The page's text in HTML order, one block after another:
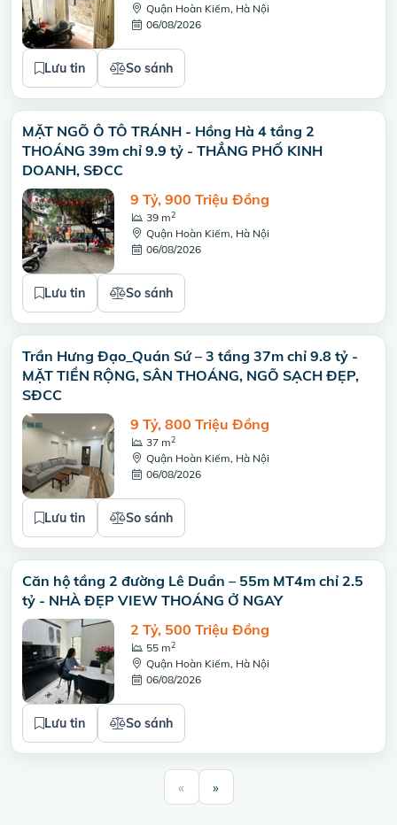
Quận Hoàn Kiếm, Hà Nội
06/08/2026
Lưu tin So sánh
MẶT NGÕ Ô TÔ TRÁNH - Hồng Hà 4 tầng 2
THOÁNG 39m chỉ 9.9 tỷ - THẲNG PHỐ KINH
DOANH, SĐCC
9 Tỷ, 900 Triệu Đồng
39 m2
Quận Hoàn Kiếm, Hà Nội
06/08/2026
Lưu tin So sánh
Trần Hưng Đạo_Quán Sứ – 3 tầng 37m chỉ 9.8 tỷ -
MẶT TIỀN RỘNG, SÂN THOÁNG, NGÕ SẠCH ĐẸP,
SĐCC
9 Tỷ, 800 Triệu Đồng
37 m2
Quận Hoàn Kiếm, Hà Nội
06/08/2026
Lưu tin So sánh
Căn hộ tầng 2 đường Lê Duẩn – 55m MT4m chỉ 2.5
tỷ - NHÀ ĐẸP VIEW THOÁNG Ở NGAY
2 Tỷ, 500 Triệu Đồng
55 m2
Quận Hoàn Kiếm, Hà Nội
06/08/2026
Lưu tin So sánh
« »